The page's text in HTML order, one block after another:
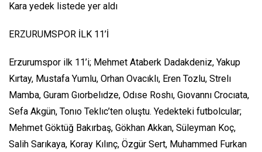
Kara yedek listede yer aldı
ERZURUMSPOR İLK 11’İ
Erzurumspor ilk 11’i; Mehmet Ataberk Dadakdeniz, Yakup
Kırtay, Mustafa Yumlu, Orhan Ovacıklı, Eren Tozlu, Strelı
Mamba, Guram Gıorbelıdze, Odıse Roshı, Gıovannı Crocıata,
Sefa Akgün, Tonıo Teklıc’ten oluştu. Yedekteki futbolcular;
Mehmet Göktüğ Bakırbaş, Gökhan Akkan, Süleyman Koç,
Salih Sarıkaya, Koray Kılınç, Özgür Sert, Muhammed Furkan